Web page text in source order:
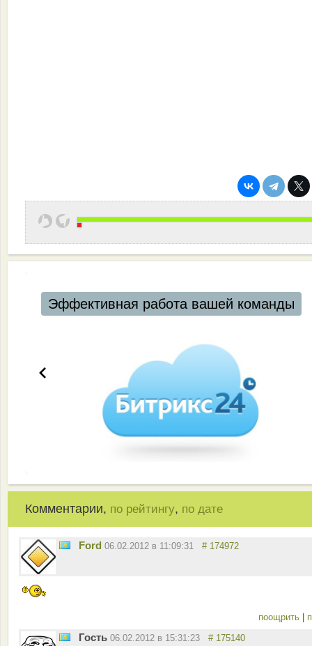
Эффективная работа вашей команды
Комментарии, по рейтингу, по дате
Ford 06.02.2012 в 11:09:31 # 174972
поощрить
Гость 06.02.2012 в 15:31:23 # 175140